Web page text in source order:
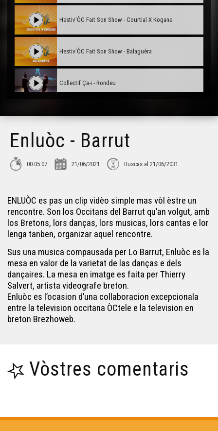
Hestiv'ÒC Fait Son Show - Courtial X Kogane
Hestiv'ÒC Fait Son Show - Balaguèra
Collectif Ça-i - Rondeu
Enluòc - Barrut
Hestiv'Òc 2021 - Nøgen - Erori arte
Hestiv'ÒC 2021 - Le Groupe du Coin - Rotlara
Hestiv'Òc 2021 - Le Groupe du Coin - L'estaca
Hestiv'Òc 2021 - Bombes 2 bal - Cosina
Hestiv'Òc 2021 - Les Diables de la Garrigue - Animal
Hestiv'ÒC 2021 - Joan Garriga - Ai on va l'à...
Enluòc - Barrut
00:05:07 21/06/2021 Duscas al 21/06/2031
ENLUÒC es pas un clip vidèo simple mas vòl èstre un
rencontre. Son los Occitans del Barrut qu’an volgut, amb
los Bretons, lors danças, lors musicas, lors cantas e lor
lenga tanben, organizar aquel rencontre.
Sus una musica compausada per Lo Barrut, Enluòc es la
mesa en valor de la varietat de las danças e dels
dançaires. La mesa en imatge es faita per Thierry
Salvert, artista videografe breton.
Enluòc es l’ocasion d’una collaboracion excepcionala
entre la television occitana ÒCtele e la television en
breton Brezhoweb.
Vòstres comentaris